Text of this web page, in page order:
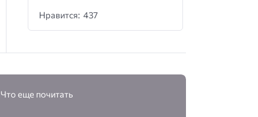
Нравится: 437
Что еще почитать